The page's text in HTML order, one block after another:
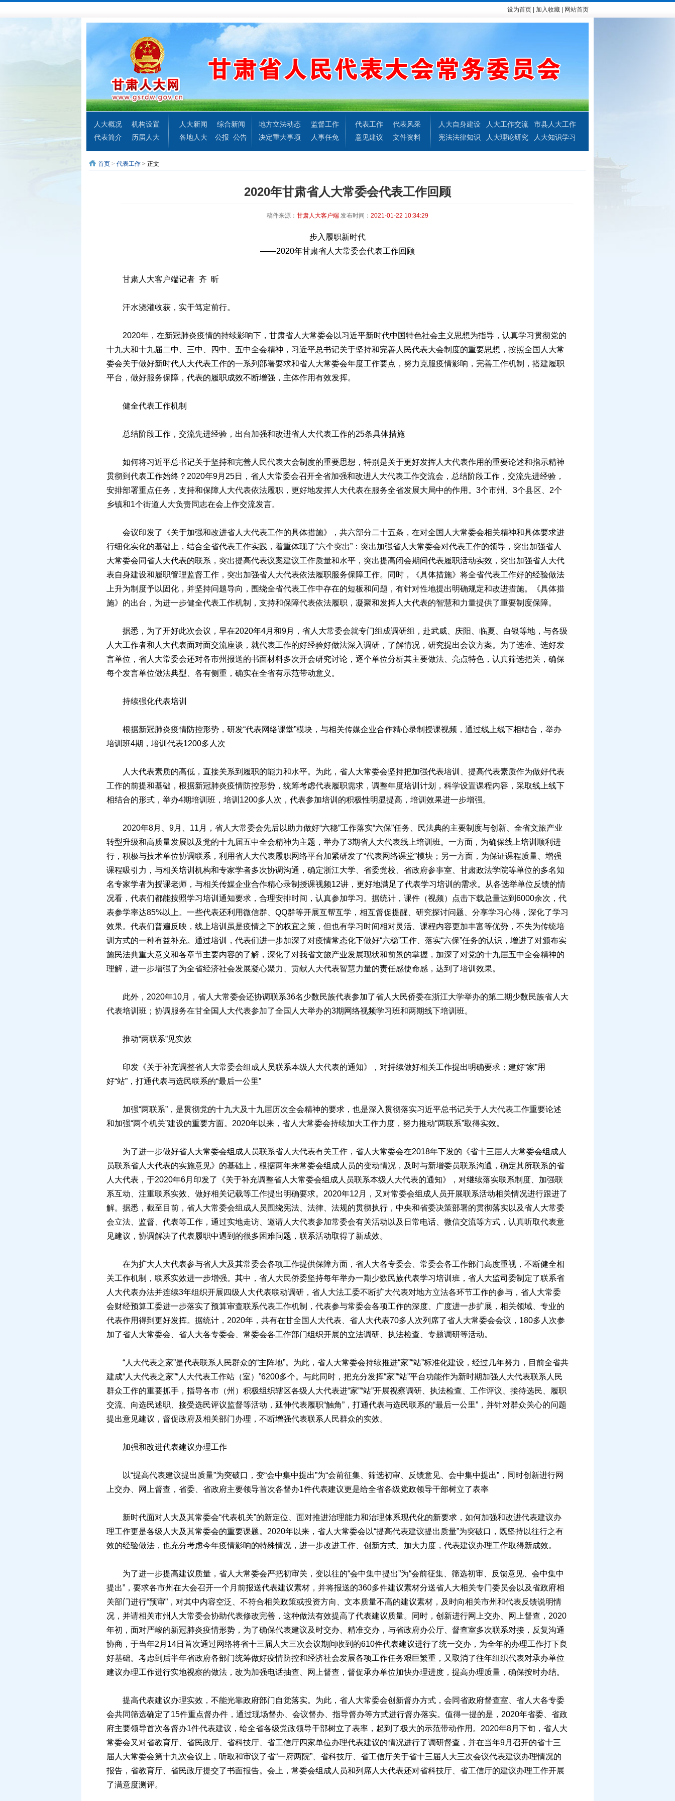
设为首页 加入收藏 网站首页
人大概况
机构设置
代表简介
历届人大
人大新闻
综合新闻
各地人大
公报 公告
地方立法动态
监督工作
决定重大事项
人事任免
代表工作
代表风采
意见建议
文件资料
人大自身建设 人大工作交流
市县人大工作
宪法法律知识
人大理论研究 人大知识学习
首页 > 代表工作 > 正文
2020年甘肃省人大常委会代表工作回顾
稿件来源： 甘肃人大客户端 发布时间： 2021-01-22 10:34:29
步入履职新时代
——2020年甘肃省人大常委会代表工作回顾
甘肃人大客户端记者 齐 昕
汗水浇灌收获，实干笃定前行。
2020年，在新冠肺炎疫情的持续影响下，甘肃省人大常委会以习近平新时代中国特色社会主义思想为指导，认真学习贯彻党的
十九大和十九届二中、三中、四中、五中全会精神，习近平总书记关于坚持和完善人民代表大会制度的重要思想，按照全国人大常
委会关于做好新时代人大代表工作的一系列部署要求和省人大常委会年度工作要点，努力克服疫情影响，完善工作机制，搭建履职
平台，做好服务保障，代表的履职成效不断增强，主体作用有效发挥。
健全代表工作机制
总结阶段工作，交流先进经验，出台加强和改进省人大代表工作的25条具体措施
如何将习近平总书记关于坚持和完善人民代表大会制度的重要思想，特别是关于更好发挥人大代表作用的重要论述和指示精神
贯彻到代表工作始终？2020年9月25日，省人大常委会召开全省加强和改进人大代表工作交流会，总结阶段工作，交流先进经验，
安排部署重点任务，支持和保障人大代表依法履职，更好地发挥人大代表在服务全省发展大局中的作用。3个市州、3个县区、2个
乡镇和1个街道人大负责同志在会上作交流发言。
会议印发了《关于加强和改进省人大代表工作的具体措施》，共六部分二十五条，在对全国人大常委会相关精神和具体要求进
行细化实化的基础上，结合全省代表工作实践，着重体现了“六个突出”：突出加强省人大常委会对代表工作的领导，突出加强省人
大常委会同省人大代表的联系，突出提高代表议案建议工作质量和水平，突出提高闭会期间代表履职活动实效，突出加强省人大代
表自身建设和履职管理监督工作，突出加强省人大代表依法履职服务保障工作。同时，《具体措施》将全省代表工作好的经验做法
上升为制度予以固化，并坚持问题导向，围绕全省代表工作中存在的短板和问题，有针对性地提出明确规定和改进措施。《具体措
施》的出台，为进一步健全代表工作机制，支持和保障代表依法履职，凝聚和发挥人大代表的智慧和力量提供了重要制度保障。
据悉，为了开好此次会议，早在2020年4月和9月，省人大常委会就专门组成调研组，赴武威、庆阳、临夏、白银等地，与各级
人大工作者和人大代表面对面交流座谈，就代表工作的好经验好做法深入调研，了解情况，研究提出会议方案。为了选准、选好发
言单位，省人大常委会还对各市州报送的书面材料多次开会研究讨论，逐个单位分析其主要做法、亮点特色，认真筛选把关，确保
每个发言单位做法典型、各有侧重，确实在全省有示范带动意义。
持续强化代表培训
根据新冠肺炎疫情防控形势，研发“代表网络课堂”模块，与相关传媒企业合作精心录制授课视频，通过线上线下相结合，举办
培训班4期，培训代表1200多人次
人大代表素质的高低，直接关系到履职的能力和水平。为此，省人大常委会坚持把加强代表培训、提高代表素质作为做好代表
工作的前提和基础，根据新冠肺炎疫情防控形势，统筹考虑代表履职需求，调整年度培训计划，科学设置课程内容，采取线上线下
相结合的形式，举办4期培训班，培训1200多人次，代表参加培训的积极性明显提高，培训效果进一步增强。
2020年8月、9月、11月，省人大常委会先后以助力做好“六稳”工作落实“六保”任务、民法典的主要制度与创新、全省文旅产业
转型升级和高质量发展以及党的十九届五中全会精神为主题，举办了3期省人大代表线上培训班。一方面，为确保线上培训顺利进
行，积极与技术单位协调联系，利用省人大代表履职网络平台加紧研发了“代表网络课堂”模块；另一方面，为保证课程质量、增强
课程吸引力，与相关培训机构和专家学者多次协调沟通，确定浙江大学、省委党校、省政府参事室、甘肃政法学院等单位的多名知
名专家学者为授课老师，与相关传媒企业合作精心录制授课视频12讲，更好地满足了代表学习培训的需求。从各选举单位反馈的情
况看，代表们都能按照学习培训通知要求，合理安排时间，认真参加学习。据统计，课件（视频）点击下载总量达到6000余次，代
表参学率达85%以上。一些代表还利用微信群、QQ群等开展互帮互学，相互督促提醒、研究探讨问题、分享学习心得，深化了学习
效果。代表们普遍反映，线上培训虽是疫情之下的权宜之策，但也有学习时间相对灵活、课程内容更加丰富等优势，不失为传统培
训方式的一种有益补充。通过培训，代表们进一步加深了对疫情常态化下做好“六稳”工作、落实“六保”任务的认识，增进了对颁布实
施民法典重大意义和各章节主要内容的了解，深化了对我省文旅产业发展现状和前景的掌握，加深了对党的十九届五中全会精神的
理解，进一步增强了为全省经济社会发展凝心聚力、贡献人大代表智慧力量的责任感使命感，达到了培训效果。
此外，2020年10月，省人大常委会还协调联系36名少数民族代表参加了省人大民侨委在浙江大学举办的第二期少数民族省人大
代表培训班；协调服务在甘全国人大代表参加了全国人大举办的3期网络视频学习班和两期线下培训班。
推动“两联系”见实效
印发《关于补充调整省人大常委会组成人员联系本级人大代表的通知》，对持续做好相关工作提出明确要求；建好“家”用
好“站”，打通代表与选民联系的“最后一公里”
加强“两联系”，是贯彻党的十九大及十九届历次全会精神的要求，也是深入贯彻落实习近平总书记关于人大代表工作重要论述
和加强“两个机关”建设的重要方面。2020年以来，省人大常委会持续加大工作力度，努力推动“两联系”取得实效。
为了进一步做好省人大常委会组成人员联系省人大代表有关工作，省人大常委会在2018年下发的《省十三届人大常委会组成人
员联系省人大代表的实施意见》的基础上，根据两年来常委会组成人员的变动情况，及时与新增委员联系沟通，确定其所联系的省
人大代表，于2020年6月印发了《关于补充调整省人大常委会组成人员联系本级人大代表的通知》，对继续落实联系制度、加强联
系互动、注重联系实效、做好相关记载等工作提出明确要求。2020年12月，又对常委会组成人员开展联系活动相关情况进行跟进了
解。据悉，截至目前，省人大常委会组成人员围绕宪法、法律、法规的贯彻执行，中央和省委决策部署的贯彻落实以及省人大常委
会立法、监督、代表等工作，通过实地走访、邀请人大代表参加常委会有关活动以及日常电话、微信交流等方式，认真听取代表意
见建议，协调解决了代表履职中遇到的很多困难问题，联系活动取得了新成效。
在为扩大人大代表参与省人大及其常委会各项工作提供保障方面，省人大各专委会、常委会各工作部门高度重视，不断健全相
关工作机制，联系实效进一步增强。其中，省人大民侨委坚持每年举办一期少数民族代表学习培训班，省人大监司委制定了联系省
人大代表办法并连续3年组织开展四级人大代表联动调研，省人大法工委不断扩大代表对地方立法各环节工作的参与，省人大常委
会财经预算工委进一步落实了预算审查联系代表工作机制，代表参与常委会各项工作的深度、广度进一步扩展，相关领域、专业的
代表作用得到更好发挥。据统计，2020年，共有在甘全国人大代表、省人大代表70多人次列席了省人大常委会会议，180多人次参
加了省人大常委会、省人大各专委会、常委会各工作部门组织开展的立法调研、执法检查、专题调研等活动。
“人大代表之家”是代表联系人民群众的“主阵地”。为此，省人大常委会持续推进“家”“站”标准化建设，经过几年努力，目前全省共
建成“人大代表之家”“人大代表工作站（室）”6200多个。与此同时，把充分发挥“家”“站”平台功能作为新时期加强人大代表联系人民
群众工作的重要抓手，指导各市（州）积极组织辖区各级人大代表进“家”“站”开展视察调研、执法检查、工作评议、接待选民、履职
交流、向选民述职、接受选民评议监督等活动，延伸代表履职“触角”，打通代表与选民联系的“最后一公里”，并针对群众关心的问题
提出意见建议，督促政府及相关部门办理，不断增强代表联系人民群众的实效。
加强和改进代表建议办理工作
以“提高代表建议提出质量”为突破口，变“会中集中提出”为“会前征集、筛选初审、反馈意见、会中集中提出”，同时创新进行网
上交办、网上督查，省委、省政府主要领导首次各督办1件代表建议更是给全省各级党政领导干部树立了表率
新时代面对人大及其常委会“代表机关”的新定位、面对推进治理能力和治理体系现代化的新要求，如何加强和改进代表建议办
理工作更是各级人大及其常委会的重要课题。2020年以来，省人大常委会以“提高代表建议提出质量”为突破口，既坚持以往行之有
效的经验做法，也充分考虑今年疫情影响的特殊情况，进一步改进工作、创新方式、加大力度，代表建议办理工作取得新成效。
为了进一步提高建议质量，省人大常委会严把初审关，变以往的“会中集中提出”为“会前征集、筛选初审、反馈意见、会中集中
提出”，要求各市州在大会召开一个月前报送代表建议素材，并将报送的360多件建议素材分送省人大相关专门委员会以及省政府相
关部门进行“预审”，对其中内容空泛、不符合相关政策或投资方向、文本质量不高的建议素材，及时向相关市州和代表反馈说明情
况，并请相关市州人大常委会协助代表修改完善，这种做法有效提高了代表建议质量。同时，创新进行网上交办、网上督查，2020
年初，面对严峻的新冠肺炎疫情形势，为了确保代表建议及时交办、精准交办，与省政府办公厅、督查室多次联系对接，反复沟通
协商，于当年2月14日首次通过网络将省十三届人大三次会议期间收到的610件代表建议进行了统一交办，为全年的办理工作打下良
好基础。考虑到后半年省政府各部门统筹做好疫情防控和经济社会发展各项工作任务艰巨繁重，又取消了往年组织代表对承办单位
建议办理工作进行实地视察的做法，改为加强电话抽查、网上督查，督促承办单位加快办理进度，提高办理质量，确保按时办结。
提高代表建议办理实效，不能光靠政府部门自觉落实。为此，省人大常委会创新督办方式，会同省政府督查室、省人大各专委
会共同筛选确定了15件重点督办件，通过现场督办、会议督办、指导督办等方式进行督办落实。值得一提的是，2020年省委、省政
府主要领导首次各督办1件代表建议，给全省各级党政领导干部树立了表率，起到了极大的示范带动作用。2020年8月下旬，省人大
常委会又对省教育厅、省民政厅、省科技厅、省工信厅四家单位办理代表建议的情况进行了调研督查，并在当年9月召开的省十三
届人大常委会第十九次会议上，听取和审议了省“一府两院”、省科技厅、省工信厅关于省十三届人大三次会议代表建议办理情况的
报告，省教育厅、省民政厅提交了书面报告。会上，常委会组成人员和列席人大代表还对省科技厅、省工信厅的建议办理工作开展
了满意度测评。